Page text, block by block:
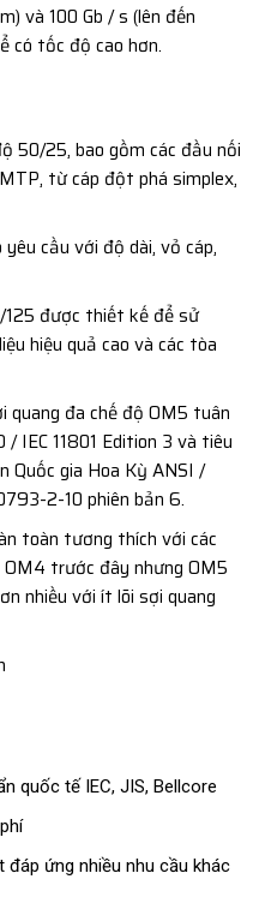
và 100 Gb / s (lên đến
có tốc độ cao hơn.
50/25, bao gồm các đầu nối
MTP, từ cáp đột phá simplex,
cầu với độ dài, vỏ cáp,
125 được thiết kế để sử
hiệu quả cao và các tòa
đa chế độ OM5 tuân
IEC 11801 Edition 3 và tiêu
Quốc gia Hoa Kỳ ANSI /
2-10 phiên bản 6.
toàn tương thích với các
trước đây nhưng OM5
nhiều với ít lõi sợi quang
quốc tế IEC, JIS, Bellcore
đáp ứng nhiều nhu cầu khác